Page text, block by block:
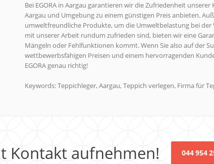
Bei EGORA in Aargau garantieren wir die Zufriedenheit
Aargau und Umgebung zu einem günstigen Preis anbieten.
umweltfreundliche Produkte, um die Umweltbelastung bei der
mit unserer Arbeit rundum zufrieden sind, bieten wir eine
Mängeln oder Fehlfunktionen kommt. Wenn Sie also auf der
wettbewerbsfähigen Preisen und einem hervorragenden
EGORA genau richtig!
Keywords: Teppichleger, Aargau, Teppich verlegen, Firma für
Kontakt aufnehmen! 044 954